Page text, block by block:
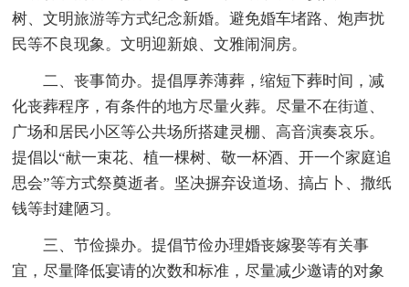
树、文明旅游等方式纪念新婚。避免婚车堵路、炮声扰
民等不良现象。文明迎新娘、文雅闹洞房。
二、丧事简办。提倡厚养薄葬，缩短下葬时间，减
化丧葬程序，有条件的地方尽量火葬。尽量不在街道、
广场和居民小区等公共场所搭建灵棚、高音演奏哀乐。
提倡以“献一束花、植一棵树、敬一杯酒、开一个家庭追
思会”等方式祭奠逝者。坚决摒弃设道场、搞占卜、撒纸
钱等封建陋习。
三、节俭操办。提倡节俭办理婚丧嫁娶等有关事
宜，尽量降低宴请的次数和标准，尽量减少邀请的对象